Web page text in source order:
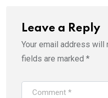
Leave a Reply
Your email address will
fields are marked *